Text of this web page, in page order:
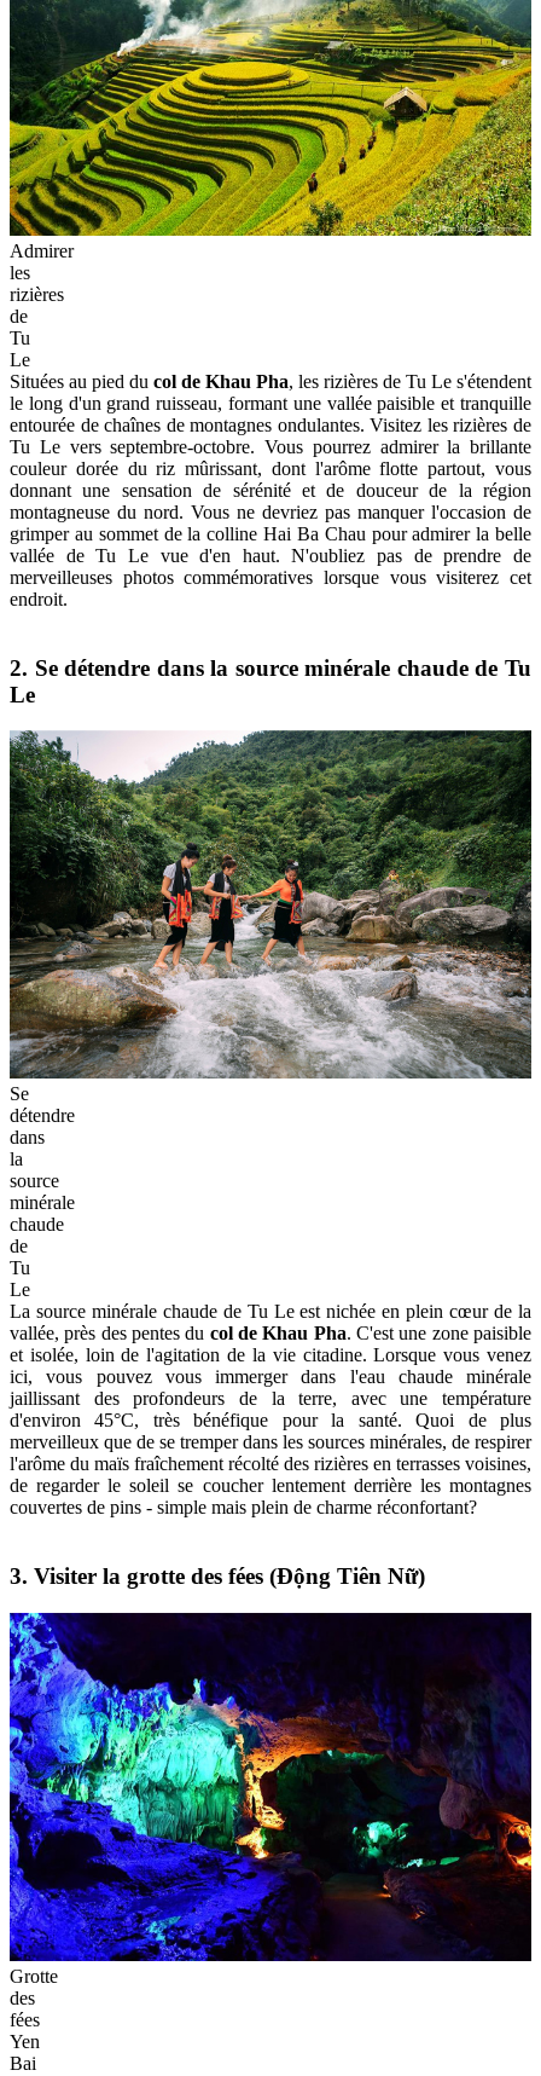
Admirer
les
rizières
de
Tu
Le
Situées au pied du col de Khau Pha, les rizières de Tu Le s'étendent
le long d'un grand ruisseau, formant une vallée paisible et tranquille
entourée de chaînes de montagnes ondulantes. Visitez les rizières de
Tu Le vers septembre-octobre. Vous pourrez admirer la brillante
couleur dorée du riz mûrissant, dont l'arôme flotte partout, vous
donnant une sensation de sérénité et de douceur de la région
montagneuse du nord. Vous ne devriez pas manquer l'occasion de
grimper au sommet de la colline Hai Ba Chau pour admirer la belle
vallée de Tu Le vue d'en haut. N'oubliez pas de prendre de
merveilleuses photos commémoratives lorsque vous visiterez cet
endroit.
2. Se détendre dans la source minérale chaude de Tu
Le
Se
détendre
dans
la
source
minérale
chaude
de
Tu
Le
La source minérale chaude de Tu Le est nichée en plein cœur de la
vallée, près des pentes du col de Khau Pha. C'est une zone paisible
et isolée, loin de l'agitation de la vie citadine. Lorsque vous venez
ici, vous pouvez vous immerger dans l'eau chaude minérale
jaillissant des profondeurs de la terre, avec une température
d'environ 45°C, très bénéfique pour la santé. Quoi de plus
merveilleux que de se tremper dans les sources minérales, de respirer
l'arôme du maïs fraîchement récolté des rizières en terrasses voisines,
de regarder le soleil se coucher lentement derrière les montagnes
couvertes de pins - simple mais plein de charme réconfortant?
3. Visiter la grotte des fées (Động Tiên Nữ)
Grotte
des
fées
Yen
Bai